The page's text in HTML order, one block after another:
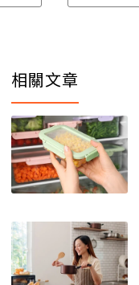
相關文章